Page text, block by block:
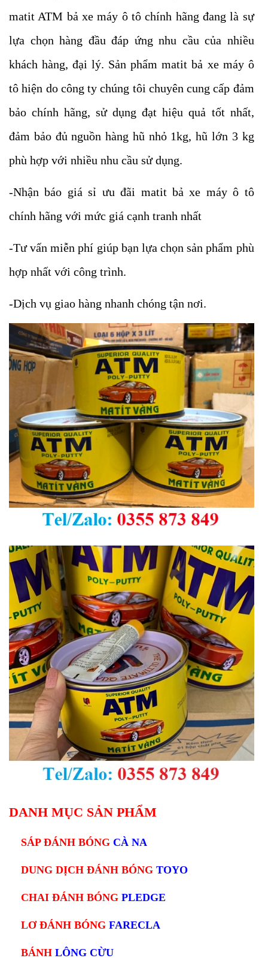
matit ATM bả xe máy ô tô chính hãng đang là sự
lựa chọn hàng đầu đáp ứng nhu cầu của nhiều
khách hàng, đại lý. Sản phẩm matit bả xe máy ô
tô hiện do công ty chúng tôi chuyên cung cấp đảm
bảo chính hãng, sử dụng đạt hiệu quả tốt nhất,
đảm bảo đủ nguồn hàng hũ nhỏ 1kg, hũ lớn 3 kg
phù hợp với nhiều nhu cầu sử dụng.
-Nhận báo giá sỉ ưu đãi matit bả xe máy ô tô
chính hãng với mức giá cạnh tranh nhất
-Tư vấn miễn phí giúp bạn lựa chọn sản phẩm phù
hợp nhất với công trình.
-Dịch vụ giao hàng nhanh chóng tận nơi.
DANH MỤC SẢN PHẨM
SÁP ĐÁNH BÓNG CÀ NA
DUNG DỊCH ĐÁNH BÓNG TOYO
CHAI ĐÁNH BÓNG PLEDGE
LƠ ĐÁNH BÓNG FARECLA
BÁNH LÔNG CỪU